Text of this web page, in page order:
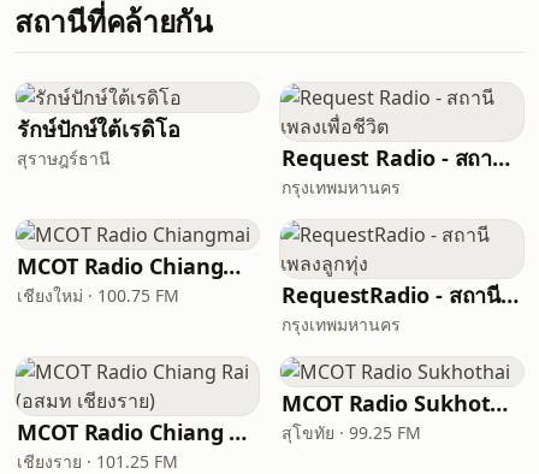
สถานีที่คล้ายกัน
รักษ์ปักษ์ใต้เรดิโอ
สุราษฎร์ธานี Request Radio - สถานีเพลงเพื่อชีวิต
กรุงเทพมหานคร
MCOT Radio Chiangmai
เชียงใหม่ · 100.75 FM RequestRadio - สถานีเพลงลูกทุ่ง
กรุงเทพมหานคร
MCOT Radio Chiang Rai (อสมท เชียงราย)
เชียงราย · 101.25 FM
MCOT Radio Sukhothai
สุโขทัย · 99.25 FM